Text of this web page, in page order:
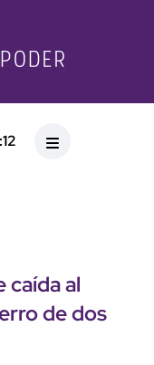
caída al
de dos